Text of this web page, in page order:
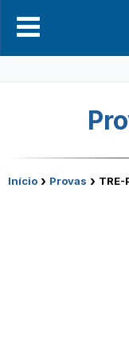
Início › Provas › TRE-